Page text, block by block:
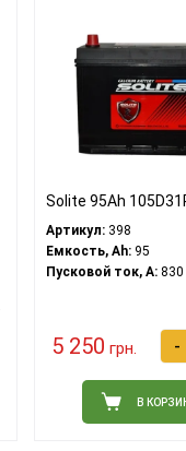
Solite 95Ah
Артикул: 398
Емкость, Ah: 95
Пусковой ток, A: 830
5 250 грн. -
В